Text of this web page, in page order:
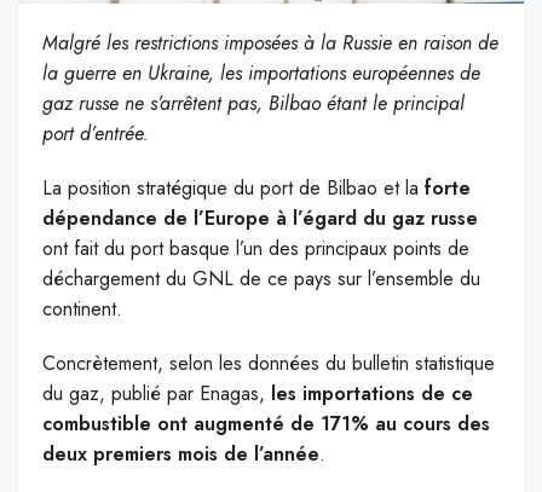
Malgré les restrictions imposées à la Russie en raison de
la guerre en Ukraine, les importations européennes de
gaz russe ne s’arrêtent pas, Bilbao étant le principal
port d’entrée.
La position stratégique du port de Bilbao et la forte
dépendance de l’Europe à l’égard du gaz russe
ont fait du port basque l’un des principaux points de
déchargement du GNL de ce pays sur l’ensemble du
continent.
Concrètement, selon les données du bulletin statistique
du gaz, publié par Enagas, les importations de ce
combustible ont augmenté de 171% au cours des
deux premiers mois de l’année.